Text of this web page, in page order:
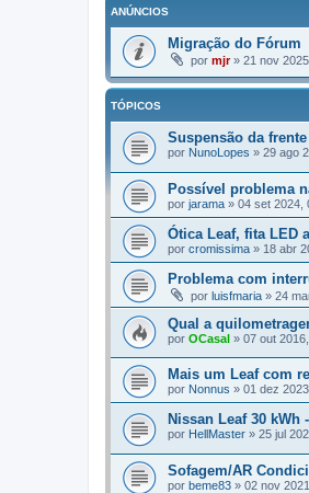
ANÚNCIOS
Migração do Fórum
por mjr» 21 nov
TÓPICOS
Suspensão da
por NunoLopes » 29 ago
Possível problema
por jarama » 04 set 2024,
Ótica Leaf, fita LED
por cromissima » 18 abr
Problema com
por luisfmaria » 24
Qual a
por OCasal » 07 out
Mais um Leaf com
por Nonnus » 01 dez
Nissan Leaf 30
por HellMaster » 25 jul
Sofagem/AR
por beme83 » 02 nov